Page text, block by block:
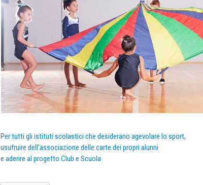
Per tutti gli istituti scolastici che desiderano agevolare lo sport,
usufruire dell’associazione delle carte dei propri alunni
e aderire al progetto Club e Scuola